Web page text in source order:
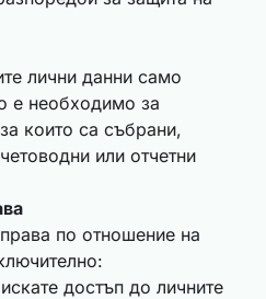
лични данни само
е необходимо за
които са събрани,
или отчетни
по отношение на
достъп до личните